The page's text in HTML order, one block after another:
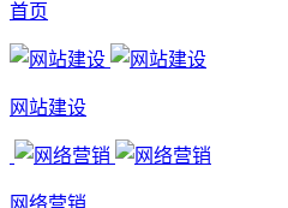
首页
网站建设